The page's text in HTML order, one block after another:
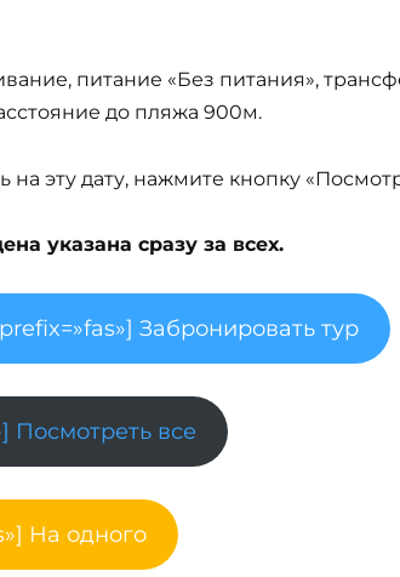
питание «Без питания»,
до пляжа 900м.
эту дату, нажмите кнопку
указана сразу за всех.
Забронировать тур
Посмотреть все
На одного